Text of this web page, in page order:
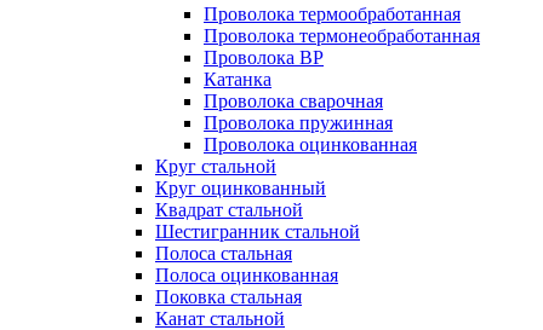
Проволока термообработанная
Проволока термонеобработанная
Проволока ВР
Катанка
Проволока сварочная
Проволока пружинная
Проволока оцинкованная
Круг стальной
Круг оцинкованный
Квадрат стальной
Шестигранник стальной
Полоса стальная
Полоса оцинкованная
Поковка стальная
Канат стальной